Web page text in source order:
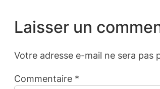
Laisser un
Votre adresse e-mail ne sera pas
Commentaire *